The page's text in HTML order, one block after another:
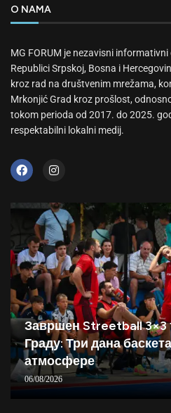
O NAMA
MG FORUM je nezavisni
Republici Srpskoj, Bosna i
kroz rad na društvenim mrežama,
Mrkonjić Grad kroz prošlost,
tokom perioda od 2017. do 2025.
respektabilni lokalni medij.
Завршен Streetball
Граду: Три дана
атмосфере
06/08/2026